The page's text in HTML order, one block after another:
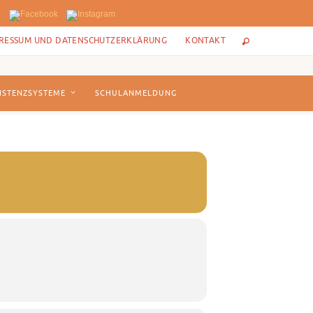
UND DATENSCHUTZERKLÄRUNG KONTAKT
SCHULANMELDUNG